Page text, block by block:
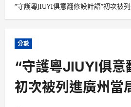
“守護粵JIUYI俱意翻修設計語”初次被
分數
“守護粵JIUYI俱意
初次被列進廣州當